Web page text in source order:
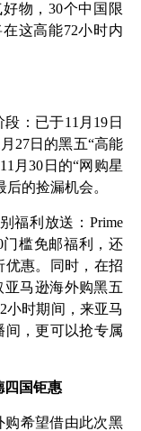
物，30个中国限
这高能72小时内
：已于11月19日
27日的黑五“高能
月30日的“网购星
的捡漏机会。
福利放送：Prime
槛免邮福利，还
优惠。同时，在招
亚马逊海外购黑五
小时期间，来亚马
间，更可以抢专属
四国钜惠
购希望借由此次黑